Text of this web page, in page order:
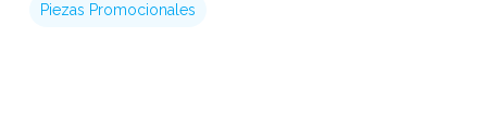
Piezas Promocionales